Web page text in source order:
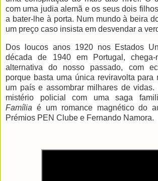
com uma judia alemã e os seus dois
a bater-lhe à porta. Num mundo à beira
um preço caso insista em desvendar a
Dos loucos anos 1920 nos Estados
década de 1940 em Portugal,
alternativa do nosso passado, com
porque basta uma única reviravolta para
um país e assombrar milhares de vidas.
mistério policial com uma saga
Família é um romance magnético do
Prémios PEN Clube e Fernando Namora.